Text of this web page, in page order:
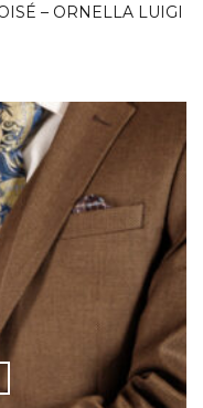
– ORNELLA LUIGI